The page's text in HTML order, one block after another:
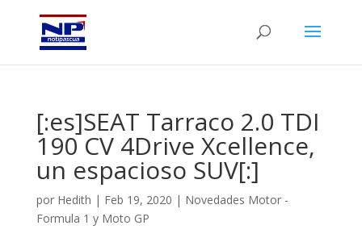
[:es]SEAT Tarraco 2.0 TDI
190 CV 4Drive Xcellence,
un espacioso SUV[:]
por Hedith | Feb 19, 2020 | Novedades Motor -
Formula 1 y Moto GP